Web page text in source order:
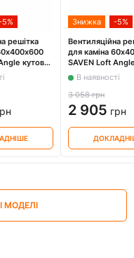
-5%
решітка
кутова
Знижка -5%
Вентиляційна
для каміна
SAVEN Loft
ліва чорна
В наявності
3 058 грн
2 905 грн
МОДЕЛІ